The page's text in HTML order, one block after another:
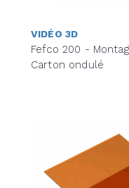
VIDÉO 3D
Fefco 200 -
Carton ondulé